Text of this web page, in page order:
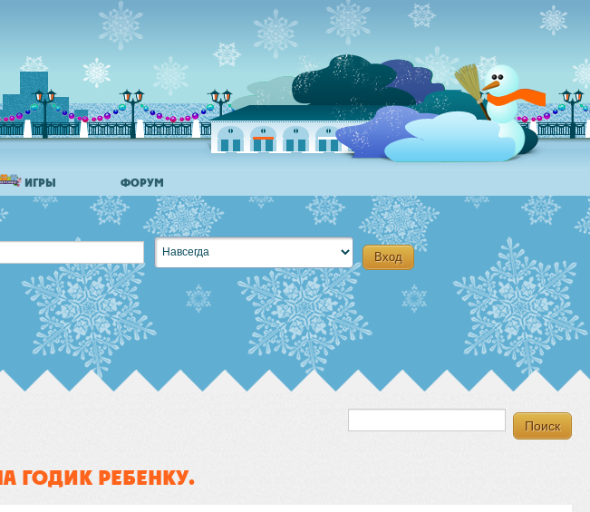
ИГРЫ ФОРУМ
ГОДИК РЕБЕНКУ.